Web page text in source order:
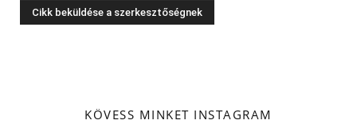
KÖVESS MINKET INSTAGRAM